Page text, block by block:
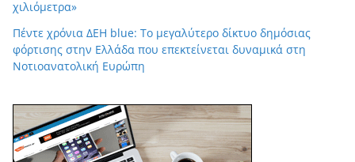
χιλιόμετρα»
Πέντε χρόνια ΔΕΗ blue: Το μεγαλύτερο δίκτυο δημόσιας
φόρτισης στην Ελλάδα που επεκτείνεται δυναμικά στη
Νοτιοανατολική Ευρώπη